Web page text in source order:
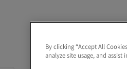
By clicking “Accept All
analyze site usage, and